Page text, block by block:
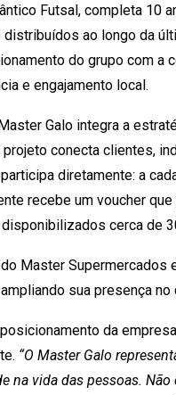
Futsal, completa 10
ao longo da
do grupo com a
e engajamento local.
Galo integra a
conecta clientes,
diretamente: a
recebe um voucher
cerca de
Master
sua presença no
da
“O Master Galo
na vida das pessoas.